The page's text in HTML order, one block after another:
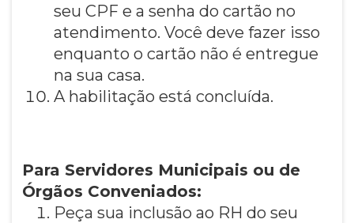
seu CPF e a senha do cartão no
atendimento. Você deve fazer isso
enquanto o cartão não é entregue
na sua casa.
A habilitação está concluída.
Para Servidores Municipais ou de
Órgãos Conveniados:
Peça sua inclusão ao RH do seu